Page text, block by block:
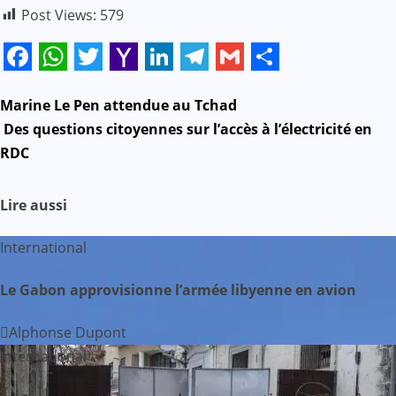
Post Views: 579
Mail
N
a
g
a
t
i
Marine Le Pen attendue au Tchad
Des questions citoyennes sur l’accès à l’électricité en
RDC
Lire aussi
International
Le Gabon approvisionne l’armée libyenne en avion
Alphonse Dupont
International